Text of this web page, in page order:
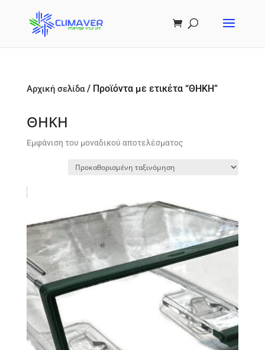
Αρχική σελίδα/ Προϊόντα με ετικέτα “ΘΗΚΗ”
ΘΗΚΗ
Εμφάνιση του μοναδικού αποτελέσματος